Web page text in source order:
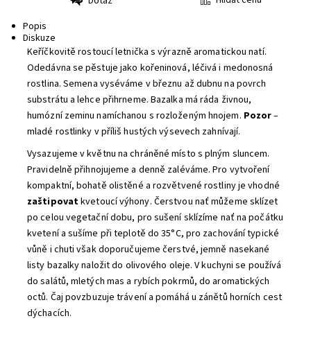
Popis
Diskuze
Keříčkovitě rostoucí letnička s výrazně aromatickou natí.
Odedávna se pěstuje jako kořeninová, léčivá i medonosná
rostlina. Semena vyséváme v březnu až dubnu na povrch
substrátu a lehce přihrneme. Bazalka má ráda živnou,
humózní zeminu namíchanou s rozloženým hnojem. Pozor–
mladé rostlinky v příliš hustých výsevech zahnívají.
Vysazujeme v květnu na chráněné místo s plným sluncem.
Pravidelně přihnojujeme a denně zaléváme. Pro vytvoření
kompaktní, bohatě olistěné a rozvětvené rostliny je vhodné
zaštipovatkvetoucí výhony. Čerstvou nať můžeme sklízet
po celou vegetační dobu, pro sušení sklízíme nať na počátku
kvetení a sušíme při teplotě do 35°C, pro zachování typické
vůně i chuti však doporučujeme čerstvé, jemně nasekané
listy bazalky naložit do olivového oleje. V kuchyni se používá
do salátů, mletých mas a rybích pokrmů, do aromatických
octů. Čaj povzbuzuje trávení a pomáhá u zánětů horních cest
dýchacích.